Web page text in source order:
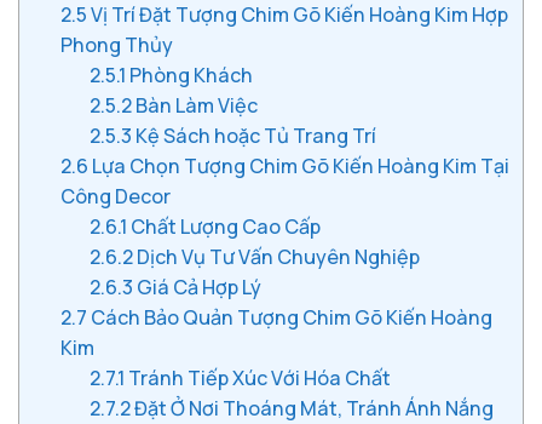
2.5Vị Trí Đặt Tượng Chim Gõ Kiến Hoàng Kim Hợp
Phong Thủy
2.5.1 Phòng Khách
2.5.2Bàn Làm Việc
2.5.3 Kệ Sách hoặc Tủ Trang Trí
2.6 Lựa Chọn Tượng Chim Gõ Kiến Hoàng Kim Tại
Công Decor
2.6.1 Chất Lượng Cao Cấp
2.6.2Dịch Vụ Tư Vấn Chuyên Nghiệp
2.6.3 Giá Cả Hợp Lý
2.7 Cách Bảo Quản Tượng Chim Gõ Kiến Hoàng
Kim
2.7.1 Tránh Tiếp Xúc Với Hóa Chất
2.7.2Đặt Ở Nơi Thoáng Mát, Tránh Ánh Nắng